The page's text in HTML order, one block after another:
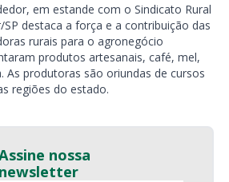
em estande com o Sindicato Rural
destaca a força e a contribuição das
rurais para o agronegócio
produtos artesanais, café, mel,
As produtoras são oriundas de cursos
regiões do estado.
nossa
newsletter